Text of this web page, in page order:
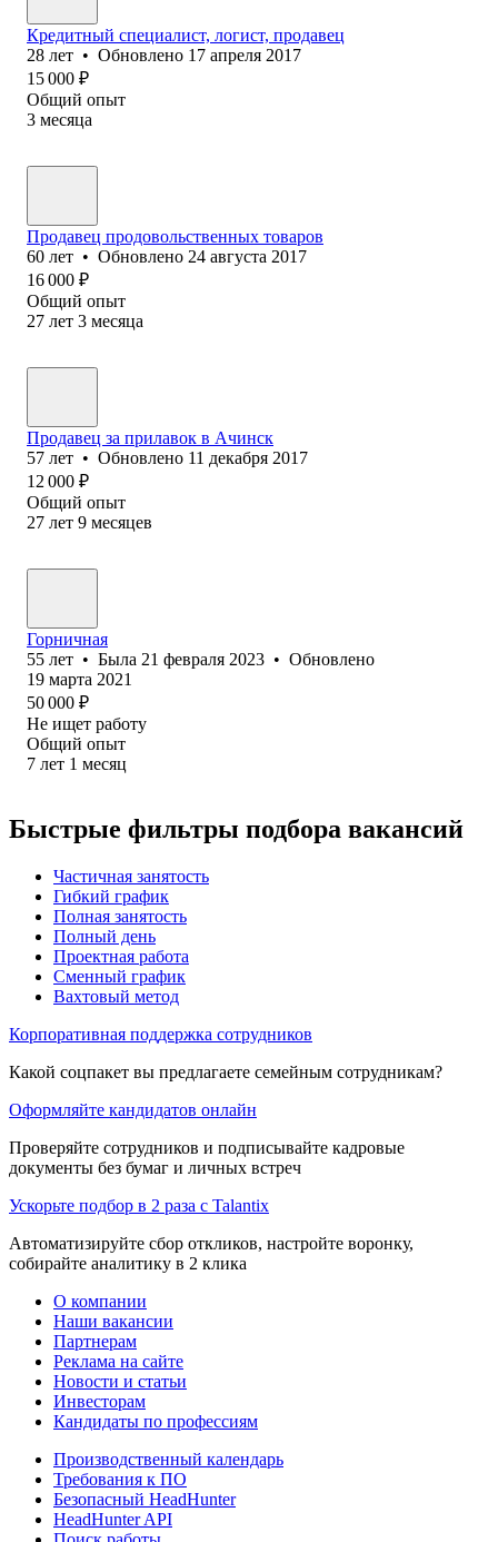
Кредитный специалист, логист, продавец
28 лет • Обновлено 17 апреля 2017
15 000 ₽
Общий опыт
3 месяца
Продавец продовольственных товаров
60 лет • Обновлено 24 августа 2017
16 000 ₽
Общий опыт
27 лет 3 месяца
Продавец за прилавок в Ачинск
57 лет • Обновлено 11 декабря 2017
12 000 ₽
Общий опыт
27 лет 9 месяцев
Горничная
55 лет • Была 21 февраля 2023 • Обновлено
19 марта 2021
50 000 ₽
Не ищет работу
Общий опыт
7 лет 1 месяц
Быстрые фильтры подбора вакансий
Частичная занятость
Гибкий график
Полная занятость
Полный день
Проектная работа
Сменный график
Вахтовый метод
Корпоративная поддержка сотрудников
Какой соцпакет вы предлагаете семейным сотрудникам?
Оформляйте кандидатов онлайн
Проверяйте сотрудников и подписывайте кадровые
документы без бумаг и личных встреч
Ускорьте подбор в 2 раза с Talantix
Автоматизируйте сбор откликов, настройте воронку,
собирайте аналитику в 2 клика
О компании
Наши вакансии
Партнерам
Реклама на сайте
Новости и статьи
Инвесторам
Кандидаты по профессиям
Производственный календарь
Требования к ПО
Безопасный HeadHunter
HeadHunter API